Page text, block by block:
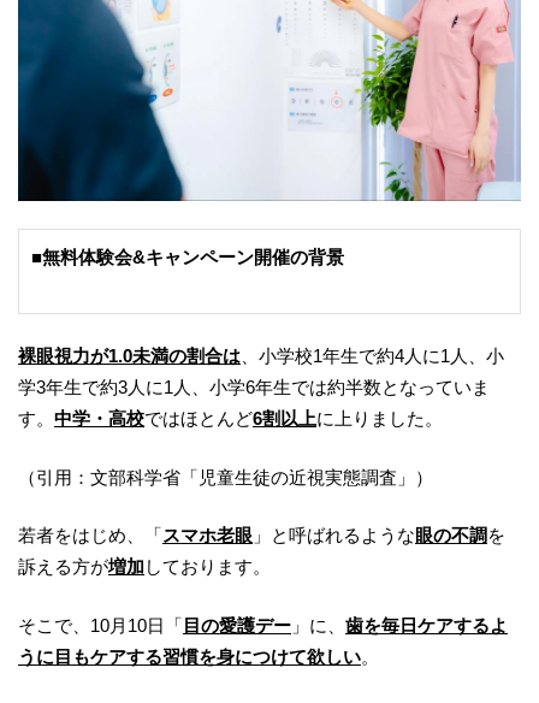
■無料体験会&キャンペーン開催の背景
裸眼視力が1.0未満の割合は 、小学校1年生で約4人に1人、小
学3年生で約3人に1人、小学6年生では約半数となっていま
す。 中学・高校ではほとんど6割以上に上りました。
（引用：文部科学省「児童生徒の近視実態調査」）
若者をはじめ、「スマホ老眼 」と呼ばれるような眼の不調 を
訴える方が増加 しております。
そこで、10月10日「 目の愛護デー 」に、 歯を毎日ケアするよ
うに目もケアする習慣を身につけて欲しい。